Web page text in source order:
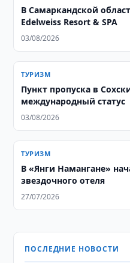
В Самаркандской
Edelweiss Resort & SPA
03/08/2026
ТУРИЗМ
Пункт пропуска в
международный статус
03/08/2026
ТУРИЗМ
В «Янги Намангане»
звездочного отеля
27/07/2026
ПОСЛЕДНИЕ НОВОСТИ